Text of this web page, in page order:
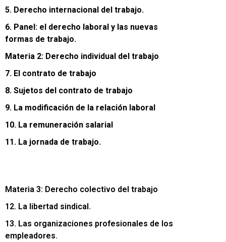
5. Derecho internacional del trabajo.
6. Panel: el derecho laboral y las nuevas
formas de trabajo.
Materia 2: Derecho individual del trabajo
7. El contrato de trabajo
8. Sujetos del contrato de trabajo
9. La modificación de la relación laboral
10. La remuneración salarial
11. La jornada de trabajo.
Materia 3: Derecho colectivo del trabajo
12. La libertad sindical.
13. Las organizaciones profesionales de los
empleadores.